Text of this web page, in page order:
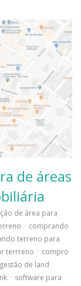
de áreas
de área para
· comprando
terreno para
terrreno · compro
gestão de land
· software para